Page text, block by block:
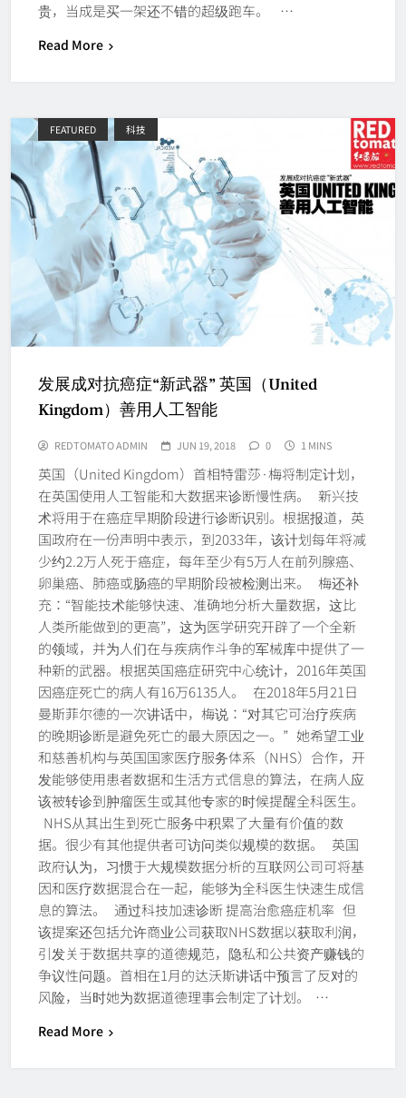
贵，当成是买一架还不错的超级跑车。 …
Read More
FEATURED 科技
发展成对抗癌症“新武器” 英国（United
Kingdom）善用人工智能
REDTOMATO ADMIN JUN 19, 2018 0 1 MINS
英国（United Kingdom）首相特雷莎·梅将制定计划，
在英国使用人工智能和大数据来诊断慢性病。 新兴技
术将用于在癌症早期阶段进行诊断识别。根据报道，英
国政府在一份声明中表示，到2033年，该计划每年将减
少约2.2万人死于癌症，每年至少有5万人在前列腺癌、
卵巢癌、肺癌或肠癌的早期阶段被检测出来。 梅还补
充：“智能技术能够快速、准确地分析大量数据，这比
人类所能做到的更高”，这为医学研究开辟了一个全新
的领域，并为人们在与疾病作斗争的军械库中提供了一
种新的武器。根据英国癌症研究中心统计，2016年英国
因癌症死亡的病人有16万6135人。 在2018年5月21日
曼斯菲尔德的一次讲话中，梅说：“对其它可治疗疾病
的晚期诊断是避免死亡的最大原因之一。” 她希望工业
和慈善机构与英国国家医疗服务体系（NHS）合作，开
发能够使用患者数据和生活方式信息的算法，在病人应
该被转诊到肿瘤医生或其他专家的时候提醒全科医生。
NHS从其出生到死亡服务中积累了大量有价值的数
据。很少有其他提供者可访问类似规模的数据。 英国
政府认为，习惯于大规模数据分析的互联网公司可将基
因和医疗数据混合在一起，能够为全科医生快速生成信
息的算法。 通过科技加速诊断 提高治愈癌症机率 但
该提案还包括允许商业公司获取NHS数据以获取利润，
引发关于数据共享的道德规范，隐私和公共资产赚钱的
争议性问题。首相在1月的达沃斯讲话中预言了反对的
风险，当时她为数据道德理事会制定了计划。 …
Read More